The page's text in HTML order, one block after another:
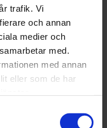
trafik. Vi
och annan
medier och
med.
med annan
eller som de har